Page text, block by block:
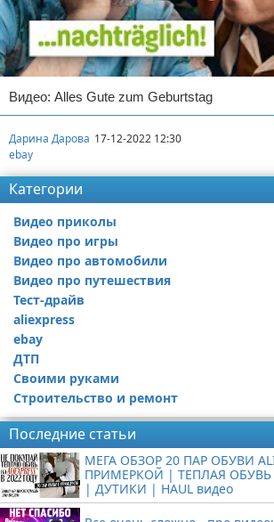
Видео: Alles Gute zum Geburtstag
Дарина Дарова 17-12-2022 12:30
ebay
Категории
Видео приколы
Видео про игры
Видео про автомобили
Ремонт автомобиля
Видео про путешествия
Тест-драйв
aliexpress
ebay
ДТП
Своими руками
Строительство и ремонт
Последние статьи
МЕГА ОБЗОР 20 ПАР ОБУВИ
ПРИМЕРКОЙ | ТЕПЛАЯ
| ДУТИКИ | HAUL видео